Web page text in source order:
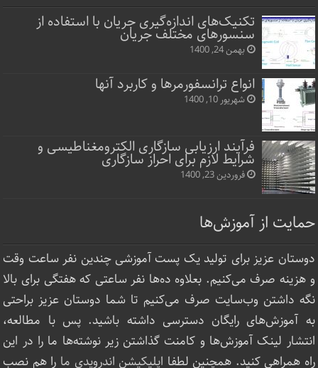
تکنیک‌های اندازه‌گیری جریان با استفاده از
سنسورهای مختلف جریان
بهمن 24, 1400
انواع ترانسفورمرها و کاربرد آنها
شهریور 10, 1400
فرآیند ارزیابی سازگاری الکترومغناطیسی و
شرایط لازم برای احراز سازگاری
فروردین 23, 1400
حمایت از آموزش‌ها
دوستان عزیز برای تولید یک پست آموزشی چندین نفر ساعت‌ وقت
و هزینه صرف می‌کنیم. بعلاوه ده‌ها نفر ساعتی که هفتگی برای بالا
نگه داشتن وب‌سایت صرف ‌می‌کنیم تا شما دوستان عزیز براحتی
به آموزش‌های رایگان دسترسی داشته باشید. پس با مطالعه،
انتشار لینک‌ آموزش‌ها و کامنت گذاشتن زیر نوشته‌‌ها ما را در این
راه همراهی کنید. همچنین لطفا اپلیکیشن اندرویدی ما را هم نصب